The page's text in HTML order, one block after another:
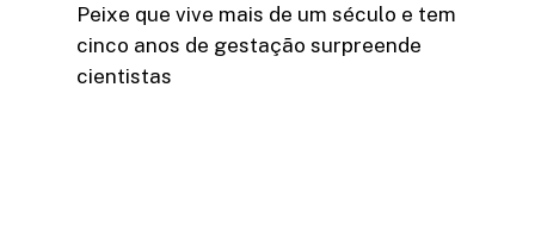
Peixe que vive mais de um século e tem
cinco anos de gestação surpreende
cientistas